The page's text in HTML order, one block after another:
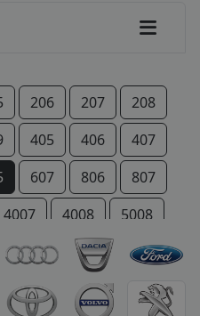
COMPANII
)
206 207
208
405 406
407
607 806
807
4007 4008
5008
Boxer
Expert
RCZ
Rifter